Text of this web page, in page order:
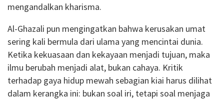
mengandalkan kharisma.
Al-Ghazali pun mengingatkan bahwa kerusakan umat
sering kali bermula dari ulama yang mencintai dunia.
Ketika kekuasaan dan kekayaan menjadi tujuan, maka
ilmu berubah menjadi alat, bukan cahaya. Kritik
terhadap gaya hidup mewah sebagian kiai harus dilihat
dalam kerangka ini: bukan soal iri, tetapi soal menjaga